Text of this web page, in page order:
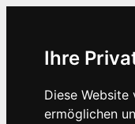
Ihre
Diese
ermöglichen